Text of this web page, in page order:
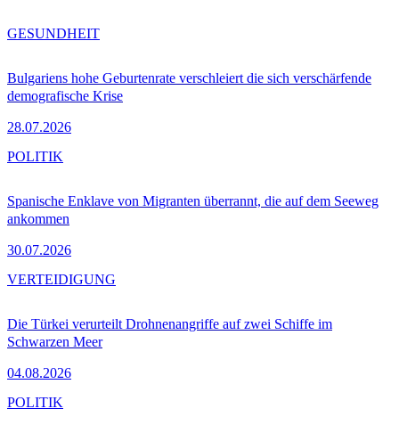
Bulgariens hohe Geburtenrate verschleiert die sich verschärfende
demografische Krise
28.07.2026
GESUNDHEIT
Spanische Enklave von Migranten überrannt, die auf dem Seeweg
ankommen
30.07.2026
POLITIK
Die Türkei verurteilt Drohnenangriffe auf zwei Schiffe im
Schwarzen Meer
04.08.2026
VERTEIDIGUNG
POLITIK